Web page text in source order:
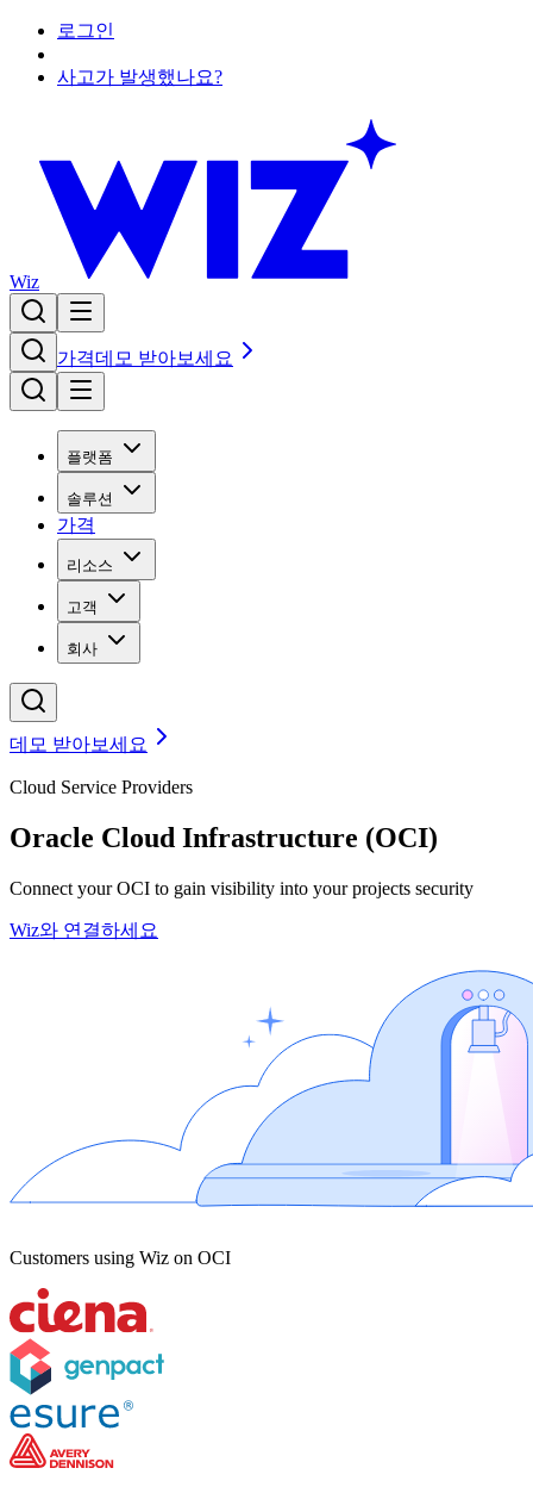
로그인
사고가 발생했나요?
Wiz
가격데모 받아보세요
플랫폼
솔루션
가격
리소스
고객
회사
데모 받아보세요
Cloud Service Providers
Oracle Cloud Infrastructure (OCI)
Connect your OCI to gain visibility into your projects security
Wiz와 연결하세요
Customers using Wiz on OCI